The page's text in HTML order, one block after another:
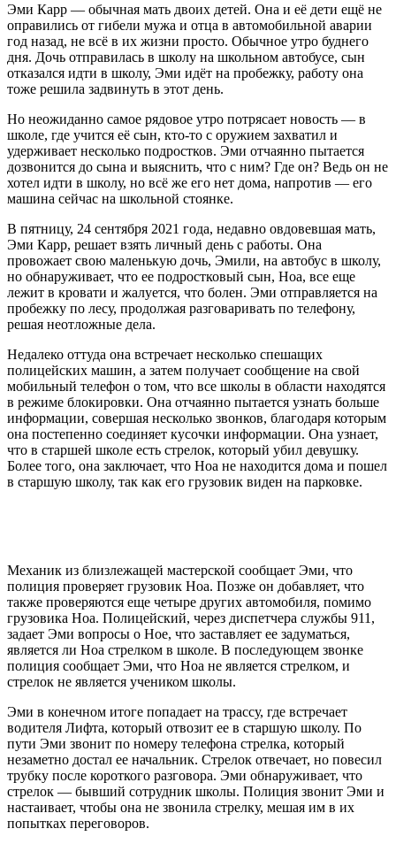
Эми Карр — обычная мать двоих детей. Она и её дети ещё не
оправились от гибели мужа и отца в автомобильной аварии
год назад, не всё в их жизни просто. Обычное утро буднего
дня. Дочь отправилась в школу на школьном автобусе, сын
отказался идти в школу, Эми идёт на пробежку, работу она
тоже решила задвинуть в этот день.
Но неожиданно самое рядовое утро потрясает новость — в
школе, где учится её сын, кто-то с оружием захватил и
удерживает несколько подростков. Эми отчаянно пытается
дозвонится до сына и выяснить, что с ним? Где он? Ведь он не
хотел идти в школу, но всё же его нет дома, напротив — его
машина сейчас на школьной стоянке.
В пятницу, 24 сентября 2021 года, недавно овдовевшая мать,
Эми Карр, решает взять личный день с работы. Она
провожает свою маленькую дочь, Эмили, на автобус в школу,
но обнаруживает, что ее подростковый сын, Ноа, все еще
лежит в кровати и жалуется, что болен. Эми отправляется на
пробежку по лесу, продолжая разговаривать по телефону,
решая неотложные дела.
Недалеко оттуда она встречает несколько спешащих
полицейских машин, а затем получает сообщение на свой
мобильный телефон о том, что все школы в области находятся
в режиме блокировки. Она отчаянно пытается узнать больше
информации, совершая несколько звонков, благодаря которым
она постепенно соединяет кусочки информации. Она узнает,
что в старшей школе есть стрелок, который убил девушку.
Более того, она заключает, что Ноа не находится дома и пошел
в старшую школу, так как его грузовик виден на парковке.
Механик из близлежащей мастерской сообщает Эми, что
полиция проверяет грузовик Ноа. Позже он добавляет, что
также проверяются еще четыре других автомобиля, помимо
грузовика Ноа. Полицейский, через диспетчера службы 911,
задает Эми вопросы о Ное, что заставляет ее задуматься,
является ли Ноа стрелком в школе. В последующем звонке
полиция сообщает Эми, что Ноа не является стрелком, и
стрелок не является учеником школы.
Эми в конечном итоге попадает на трассу, где встречает
водителя Лифта, который отвозит ее в старшую школу. По
пути Эми звонит по номеру телефона стрелка, который
незаметно достал ее начальник. Стрелок отвечает, но повесил
трубку после короткого разговора. Эми обнаруживает, что
стрелок — бывший сотрудник школы. Полиция звонит Эми и
настаивает, чтобы она не звонила стрелку, мешая им в их
попытках переговоров.